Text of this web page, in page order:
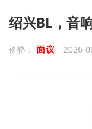
绍兴BL，音
价格： 面议 2026-